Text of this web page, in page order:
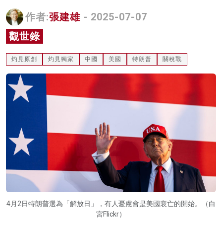
影片
名家榜
灼見活動
關於我們
作者:張建雄 - 2025-07-07
觀世錄
灼見原創 灼見獨家 中國 美國 特朗普 關稅戰
4月2日特朗普選為「解放日」，有人憂慮會是美國衰亡的開始。（白
宮Flickr）